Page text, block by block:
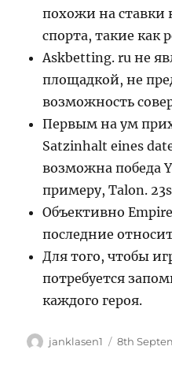
похожи на
спорта, такие как
Askbetting. ru не
площадкой, не
возможность
Первым на ум
Satzinhalt eines
возможна победа
примеру, Talon.
Объективно
последние
Для того, чтобы
потребуется
каждого героя.
Author
janklasen1
Posted
8th